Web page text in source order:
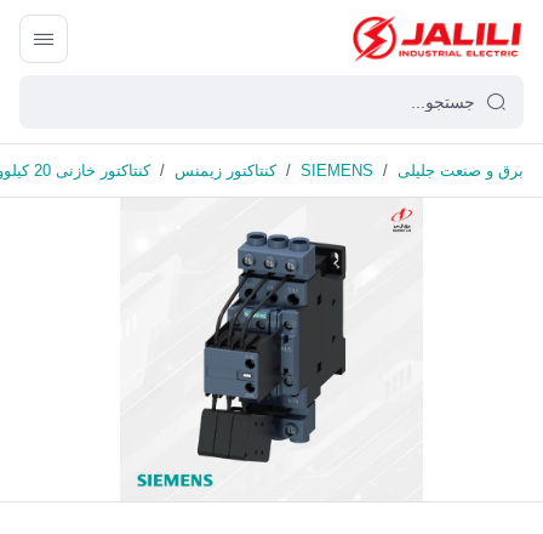
برق و صنعت جلیلی /
SIEMENS
/ کنتاکتور زیمنس / کنتاکتور خازنی 20 کیلووار زیمنس مدل SIEMENS 3RT2626